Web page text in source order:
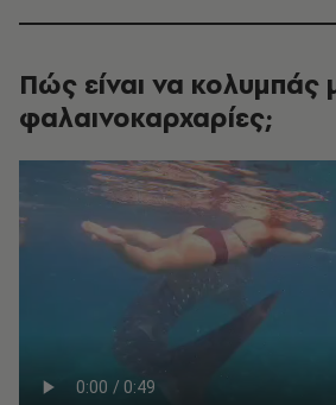
Πώς είναι να κολυμπάς
φαλαινοκαρχαρίες;